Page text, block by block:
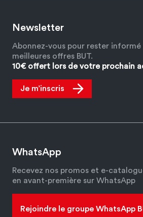
Newsletter
Abonnez-vous pour rester
meilleures offres BUT.
10€ offert lors de votre prochain
Je m’inscris
WhatsApp
Recevez nos promos et e-
en avant-première sur WhatsApp
Rejoindre le groupe WhatsApp